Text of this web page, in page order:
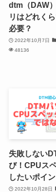
dtm（DAW
リはどれく
必要？
2022年10月7日
48136
失敗しない
び！CPUス
したいポイン
2022年10月28日